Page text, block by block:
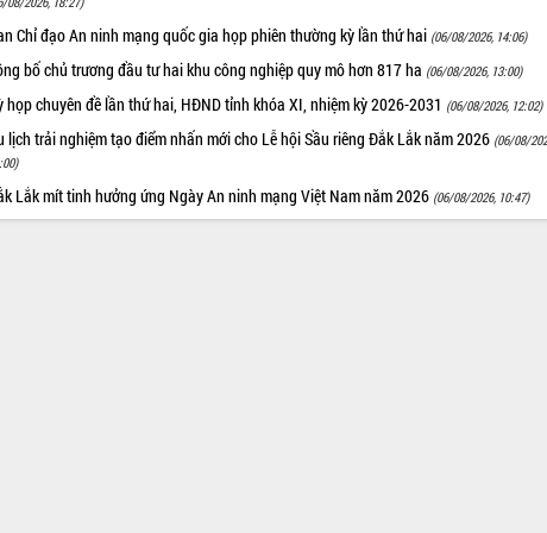
Chỉ đạo An ninh mạng quốc gia họp phiên thường kỳ lần thứ hai (06/08/2026, 14:06)
bố chủ trương đầu tư hai khu công nghiệp quy mô hơn 817 ha (06/08/2026, 13:00)
họp chuyên đề lần thứ hai, HĐND tỉnh khóa XI, nhiệm kỳ 2026-2031 (06/08/2026, 12:02)
lịch trải nghiệm tạo điểm nhấn mới cho Lễ hội Sầu riêng Đắk Lắk năm 2026 (06/08/
Lắk mít tinh hưởng ứng Ngày An ninh mạng Việt Nam năm 2026 (06/08/2026, 10:47)